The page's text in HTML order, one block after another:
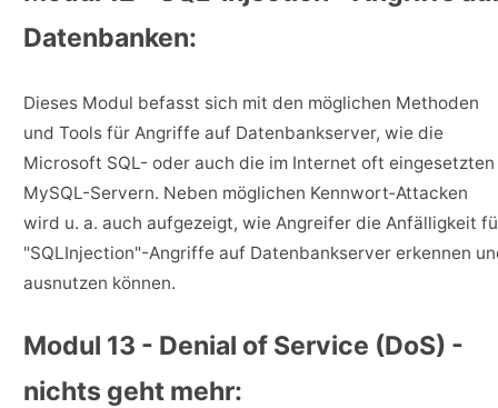
Datenbanken:
Dieses Modul befasst sich mit den möglichen Methoden
und Tools für Angriffe auf Datenbankserver, wie die
Microsoft SQL- oder auch die im Internet oft eingesetzten
MySQL-Servern. Neben möglichen Kennwort‐Attacken
wird u. a. auch aufgezeigt, wie Angreifer die Anfälligkeit
"SQLInjection"-Angriffe auf Datenbankserver erkennen
ausnutzen können.
Modul 13 - Denial of Service (DoS) -
nichts geht mehr: